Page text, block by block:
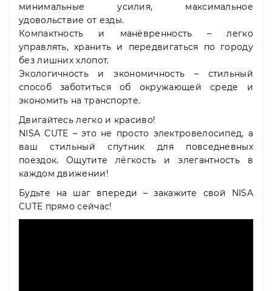
минимальные усилия, максимальное
удовольствие от езды.
Компактность и манёвренность – легко
управлять, хранить и передвигаться по городу
без лишних хлопот.
Экологичность и экономичность – стильный
способ заботиться об окружающей среде и
экономить на транспорте.
Двигайтесь легко и красиво!
NISA CUTE – это не просто электровелосипед, а
ваш стильный спутник для повседневных
поездок. Ощутите лёгкость и элегантность в
каждом движении!
Будьте на шаг впереди – закажите свой NISA
CUTE прямо сейчас!